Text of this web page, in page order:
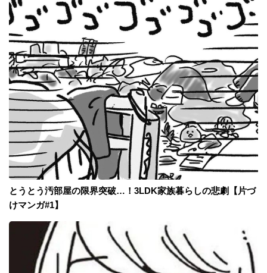
とうとう汚部屋の限界突破…！3LDK家族暮らしの悲劇【片づ
けマンガ#1】